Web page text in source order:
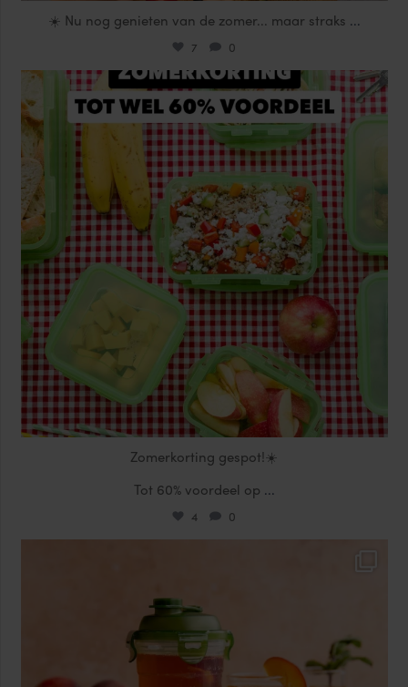
☀️ Nu nog genieten van de zomer... maar straks ...
7 0
locklocknl
Jul 25
Zomerkorting gespot!☀️
Tot 60% voordeel op ...
4 0